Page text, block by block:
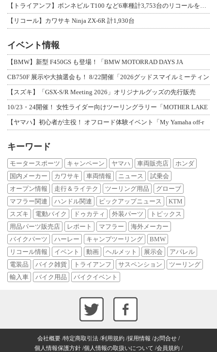
【トライアンフ】ボンネビル T100 など6車種計3,753台のリコールを発表
【リコール】カワサキ Ninja ZX-6R 計1,930台
イベント情報
【BMW】新型 F450GS も登場！「BMW MOTORRAD DAYS JA
CB750F 展示や大抽選会も！ 8/22開催「2026グッドスマイルミーティン
【スズキ】「GSX-S/R Meeting 2026」オリジナルグッズの先行販売
10/23・24開催！ 女性ライダー向けツーリングラリー「MOTHER LAKE
【ヤマハ】初心者が主役！ オフロード体験イベント「My Yamaha off-r
キーワード
モータースポーツ キャンペーン ヤマハ 車両販売店
ホンダ
国内メーカー
カワサキ 車両情報 ニュース
試乗会
オープン情報
走行＆ライテク ツーリング用品
グローブ
マフラー関連
ハンドル関連 ピックアップニュース
KTM
スズキ
電動バイク ドゥカティ 外装パーツ
トピックス
用品パーツ販売店
レポート マフラー
海外メーカー
バイクパーツ
ハーレー キャンプツーリング
BMW
リコール情報
イベント 動画 ヘルメット 展示会
アパレル
電装品
バイク雑貨 トライアンフ サスペンション
ツーリング
輸入車
バイク用品 バイクイベント
会社概要 特定商取引法 利用規約 採用情報 お問合せ
個人情報保護方針 個人情報の取扱いについて 会員規約